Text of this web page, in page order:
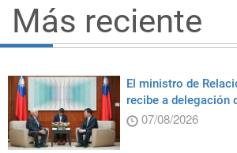
Más reciente
El ministro de
recibe a delegación
07/08/2026